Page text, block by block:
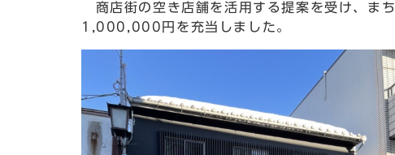
商店街の空き店舗を活用する提案を受け、ま
1,000,000円を充当しました。